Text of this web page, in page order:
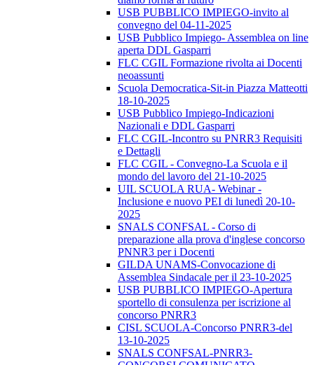
USB PUBBLICO IMPIEGO-invito al
convegno del 04-11-2025
USB Pubblico Impiego- Assemblea on line
aperta DDL Gasparri
FLC CGIL Formazione rivolta ai Docenti
neoassunti
Scuola Democratica-Sit-in Piazza Matteotti
18-10-2025
USB Pubblico Impiego-Indicazioni
Nazionali e DDL Gasparri
FLC CGIL-Incontro su PNRR3 Requisiti
e Dettagli
FLC CGIL - Convegno-La Scuola e il
mondo del lavoro del 21-10-2025
UIL SCUOLA RUA- Webinar -
Inclusione e nuovo PEI di lunedì 20-10-
2025
SNALS CONFSAL - Corso di
preparazione alla prova d'inglese concorso
PNNR3 per i Docenti
GILDA UNAMS-Convocazione di
Assemblea Sindacale per il 23-10-2025
USB PUBBLICO IMPIEGO-Apertura
sportello di consulenza per iscrizione al
concorso PNRR3
CISL SCUOLA-Concorso PNRR3-del
13-10-2025
SNALS CONFSAL-PNRR3-